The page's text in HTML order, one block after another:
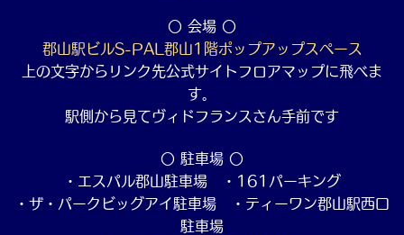
〇 会場 〇
郡山駅ビルS-PAL郡山1階ポップアップスペース
上の文字からリンク先公式サイトフロアマップに飛べま
す。
駅側から見てヴィドフランスさん手前です
〇 駐車場 〇
・エスパル郡山駐車場 ・161パーキング
・ザ・パークビッグアイ駐車場 ・ティーワン郡山駅西口
駐車場